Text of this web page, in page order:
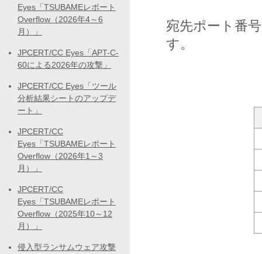
宛先ポート番
す。
Eyes「TSUBAMEレポート
Overflow（2026年4～6
月）」
JPCERT/CC Eyes「APT-C-
60による2026年の攻撃」
JPCERT/CC Eyes「ツール
分析結果シートのアップデ
ート」
JPCERT/CC
Eyes「TSUBAMEレポート
Overflow（2026年1～3
月）」
JPCERT/CC
Eyes「TSUBAMEレポート
Overflow（2025年10～12
月）」
侵入型ランサムウェア攻撃